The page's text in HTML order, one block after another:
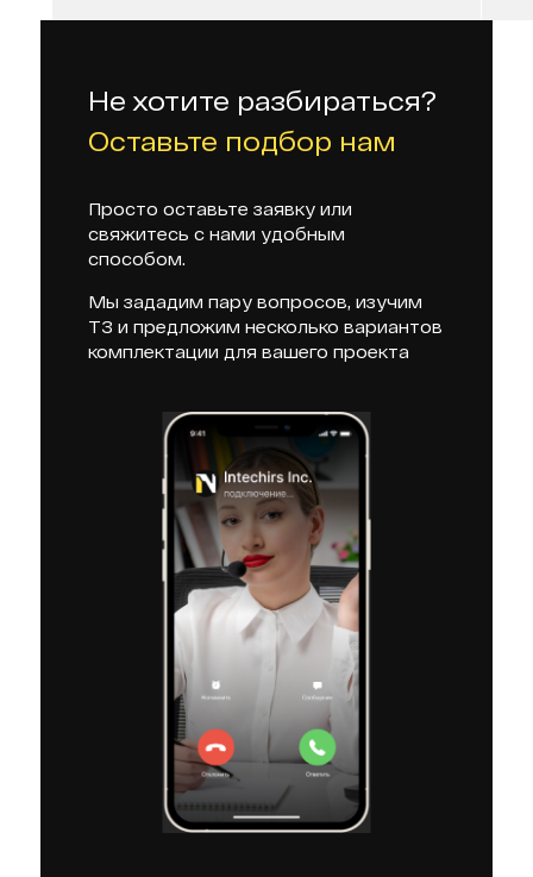
Не хотите разбираться?
Оставьте подбор нам
Просто оставьте заявку или
свяжитесь с нами удобным
способом.
Мы зададим пару вопросов, изучим
ТЗ и предложим несколько вариантов
комплектации для вашего проекта